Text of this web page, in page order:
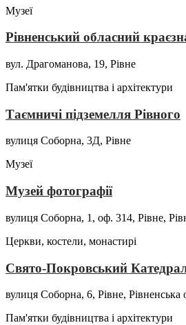
Музеї
Рівненський обласний
вул. Драгоманова, 19, Рівне
Пам'ятки будівництва і архітектури
Таємничі підземелля Рівного
вулиця Соборна, 3Д, Рівне
Музеї
Музей фотографії
вулиця Соборна, 1, оф. 314, Рівне,
Церкви, костели, монастирі
Свято-Покровський
вулиця Соборна, 6, Рівне, Рівненська
Пам'ятки будівництва і архітектури